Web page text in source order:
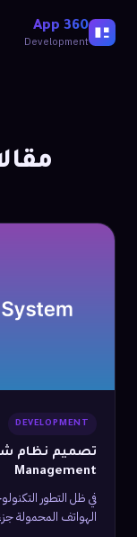
360 App
Development
DEVELOPMENT
Management
في ظل التطور
الهواتف المحمولة